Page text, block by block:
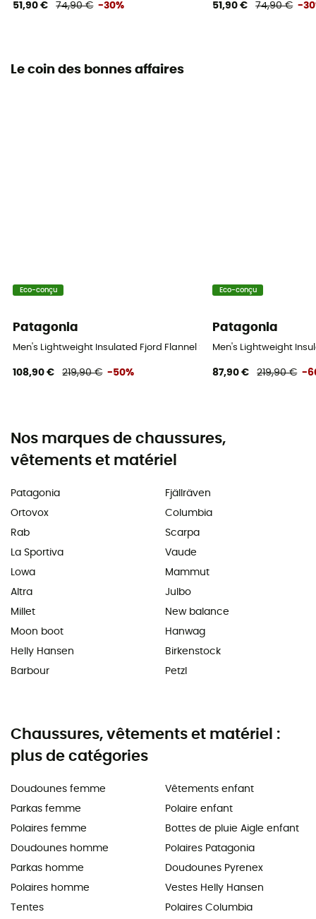
51,90 € 74,90 € -30% 51,90 € 74,90 € -
Le coin des bonnes affaires
Eco-conçu
Patagonia
Men's Lightweight Insulated Fjord Flannel Shirt - Chemise homme
108,90 € 219,90 € -50%
Eco-conçu
Patagonia
Men's Lightweight
87,90 € 219,90 € -
Nos marques de chaussures,
vêtements et matériel
Patagonia
Ortovox
Rab
La Sportiva
Lowa
Altra
Millet
Moon boot
Helly Hansen
Barbour
Fjällräven
Columbia
Scarpa
Vaude
Mammut
Julbo
New balance
Hanwag
Birkenstock
Petzl
Chaussures, vêtements et matériel :
plus de catégories
Doudounes femme
Parkas femme
Polaires femme
Doudounes homme
Parkas homme
Polaires homme
Tentes
Vêtements enfant
Polaire enfant
Bottes de pluie Aigle enfant
Polaires Patagonia
Doudounes Pyrenex
Vestes Helly Hansen
Polaires Columbia